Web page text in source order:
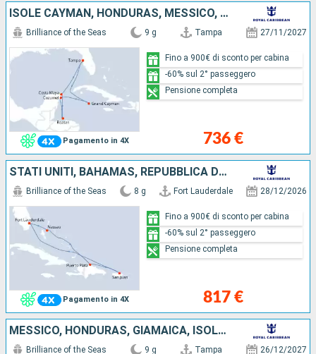
ISOLE CAYMAN, HONDURAS, MESSICO, STATI UNITI
Pagamento in 4X
Brilliance of the Seas 9 g Tampa 27/11/2027
736 €
Fino a 900€ di sconto per cabina
-60% sul 2° passeggero
Pensione completa
STATI UNITI, BAHAMAS, REPUBBLICA DOMINICANA, PORTORICO
Pagamento in 4X
Brilliance of the Seas 8 g Fort Lauderdale 28/12/2026
817 €
Fino a 900€ di sconto per cabina
-60% sul 2° passeggero
Pensione completa
MESSICO, HONDURAS, GIAMAICA, ISOLE CAYMAN, STATI UNITI
Brilliance of the Seas 9 g Tampa 26/12/2027